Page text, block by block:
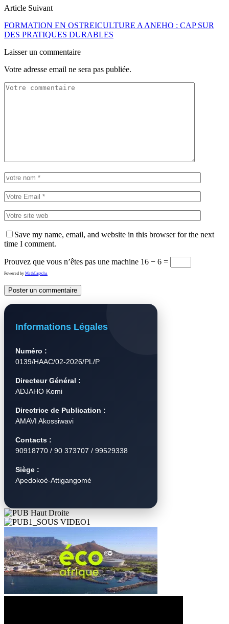
Article Suivant
FORMATION EN OSTREICULTURE A ANEHO : CAP SUR
DES PRATIQUES DURABLES
Laisser un commentaire
Votre adresse email ne sera pas publiée.
Save my name, email, and website in this browser for the next
time I comment.
Prouvez que vous n’êtes pas une machine 16 − 6 =
Powered by MathCaptcha
Informations Légales
Numéro :
0139/HAAC/02-2026/PL/P
Directeur Général :
ADJAHO Komi
Directrice de Publication :
AMAVI Akossiwavi
Contacts :
90918770 / 90 373707 / 99529338
Siège :
Apedokoè-Attigangomé